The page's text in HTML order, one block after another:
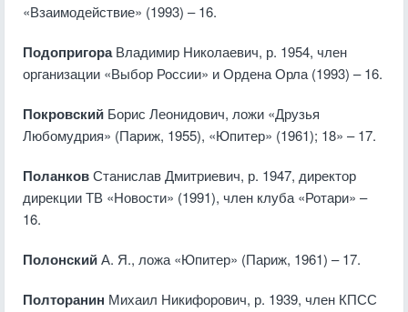
«Взаимодействие» (1993) – 16.
ПодопригораВладимир Николаевич, р. 1954, член
организации «Выбор России» и Ордена Орла (1993) – 16.
Покровский Борис Леонидович, ложи «Друзья
Любомудрия» (Париж, 1955), «Юпитер» (1961); 18» – 17.
ПоланковСтанислав Дмитриевич, р. 1947, директор
дирекции ТВ «Новости» (1991), член клуба «Ротари» –
16.
ПолонскийА. Я., ложа «Юпитер» (Париж, 1961) – 17.
Полторанин Михаил Никифорович, р. 1939, член КПСС